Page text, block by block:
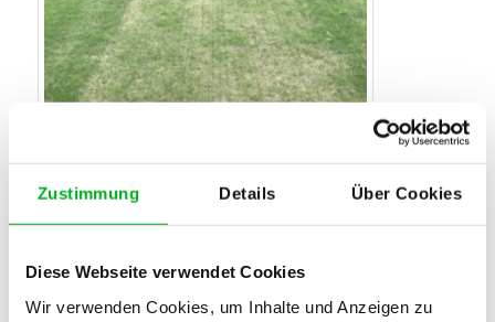
Zustimmung Details Über Cookies
Diese Webseite verwendet Cookies
Wir verwenden Cookies, um Inhalte und Anzeigen zu
Bandelettes de test avec un engrais organique avec un effet